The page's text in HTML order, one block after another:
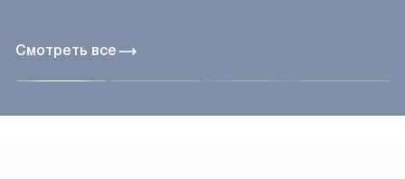
Смотреть все